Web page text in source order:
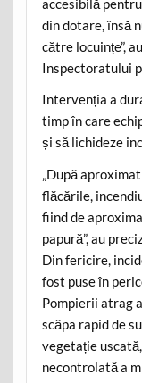
accesibilă
din dotare, însă
către locuințe”,
Inspectoratului
Intervenția a
timp în care
și să lichideze
„După
flăcările,
fiind de
papură”, au
Din fericire,
fost puse în
Pompierii atrag
scăpa rapid de
vegetație
necontrolată a